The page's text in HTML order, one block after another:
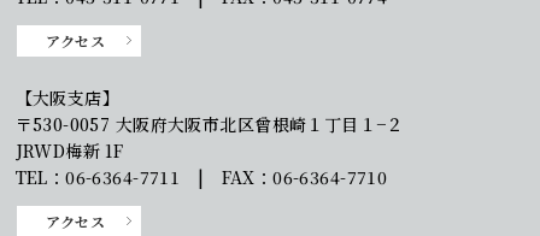
アクセス
【大阪支店】
〒530-0057 大阪府大阪市北区曾根崎１丁目１−２
JRWD梅新 1F
TEL：06-6364-7711 | FAX：06-6364-7710
アクセス